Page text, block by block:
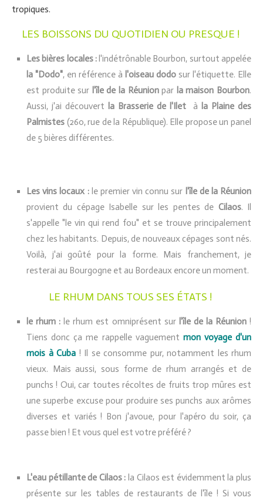
tropiques.
LES BOISSONS DU QUOTIDIEN OU PRESQUE !
Les bières locales :l'indétrônable Bourbon, surtout appelée
la "Dodo", en référence à l'oiseau dodo sur l'étiquette. Elle
est produite sur l'île de la Réunionpar la maison Bourbon.
Aussi, j'ai découvert
la Brasserie de l'Ilet à
la Plaine des
Palmistes (260, rue de la République). Elle propose un panel
de 5 bières différentes.
Les vins locaux :le premier vin connu sur l'île de la Réunion
provient du cépage Isabelle sur les pentes de Cilaos. Il
s'appelle "le vin qui rend fou" et se trouve principalement
chez les habitants. Depuis, de nouveaux cépages sont nés.
Voilà, j'ai goûté pour la forme. Mais franchement, je
resterai au Bourgogne et au Bordeaux encore un moment.
LE RHUM DANS TOUS SES ÉTATS !
le rhum : le rhum est omniprésent sur l'île de la Réunion!
Tiens donc ça me rappelle vaguement mon voyage d'un
mois à Cuba ! Il se consomme pur, notamment les rhum
vieux. Mais aussi, sous forme de rhum arrangés et de
punchs ! Oui, car toutes récoltes de fruits trop mûres est
une superbe excuse pour produire ses punchs aux arômes
diverses et variés ! Bon j'avoue, pour l'apéro du soir, ça
passe bien ! Et vous quel est votre préféré ?
L'eau pétillante de Cilaos : la Cilaos est évidemment la plus
présente sur les tables de restaurants de l'île ! Si vous